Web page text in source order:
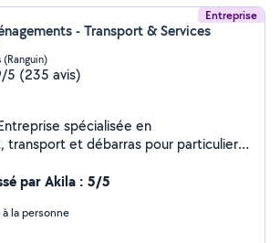
Entreprise
- Transport & Services
(Ranguin)
5 (235 avis)
spécialisée en
transport et débarras pour particuliers
sur
et toute la France. Notre travail
par Akila : 5/5
à la personne